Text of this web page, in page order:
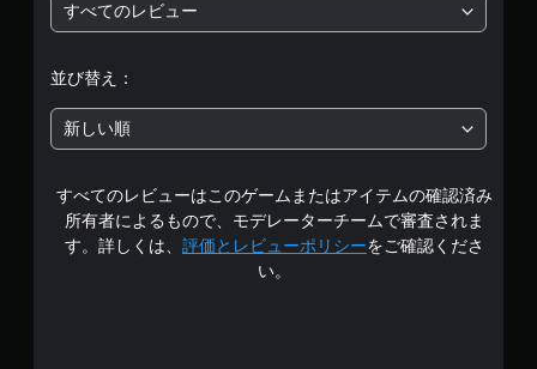
すべてのレビュー
並び替え：
新しい順
すべてのレビューはこのゲームまたはアイテムの確認済み
所有者によるもので、モデレーターチームで審査されま
す。詳しくは、 評価とレビューポリシーをご確認くださ
い。